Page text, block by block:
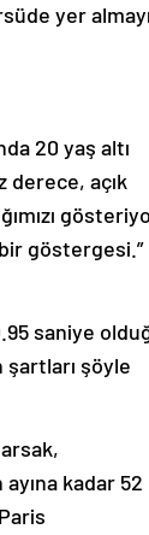
yer almayı
20 yaş altı
açık
göstergesi.”
saniye
şöyle
kadar 52